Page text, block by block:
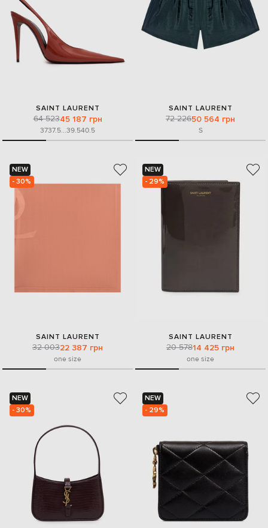
SAINT LAURENT
64 52345 187 грн
3737.5...39.540.5
SAINT LAURENT
72 22650 564 грн
S
NEW
- 30%
SAINT LAURENT
32 00322 387 грн
one size
NEW
- 29%
SAINT LAURENT
20 57814 425 грн
one size
NEW
- 30%
NEW
- 29%